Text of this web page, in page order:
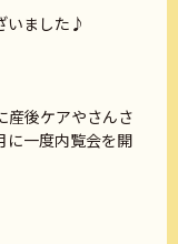
いました♪
産後ケアやさんさ
に一度内覧会を開